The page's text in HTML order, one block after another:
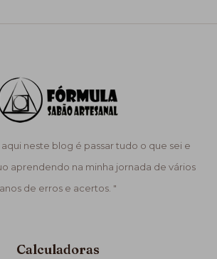
neste blog é passar tudo o que sei e
aprendendo na minha jornada de vários
anos de erros e acertos. "
Calculadoras